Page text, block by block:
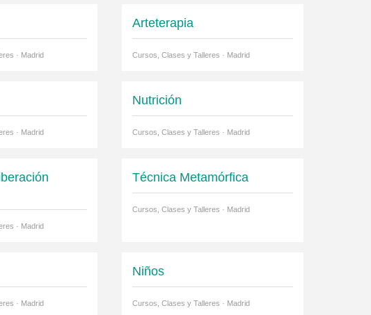
· Madrid
Arteterapia
Cursos, Clases y Talleres · Madrid
· Madrid
Nutrición
Cursos, Clases y Talleres · Madrid
· Madrid
Técnica Metamórfica
Cursos, Clases y Talleres · Madrid
· Madrid
Niños
Cursos, Clases y Talleres · Madrid